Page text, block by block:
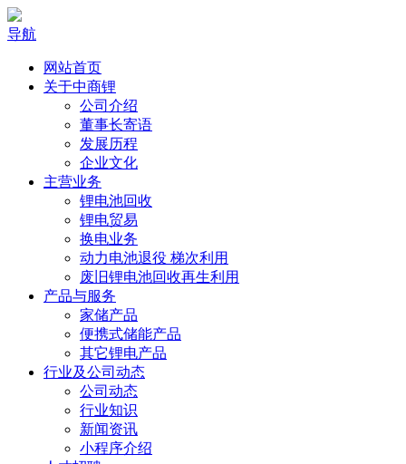
导航
网站首页
关于中商锂
公司介绍
董事长寄语
发展历程
企业文化
主营业务
锂电池回收
锂电贸易
换电业务
动力电池退役 梯次利用
废旧锂电池回收再生利用
产品与服务
家储产品
便携式储能产品
其它锂电产品
行业及公司动态
公司动态
行业知识
新闻资讯
小程序介绍